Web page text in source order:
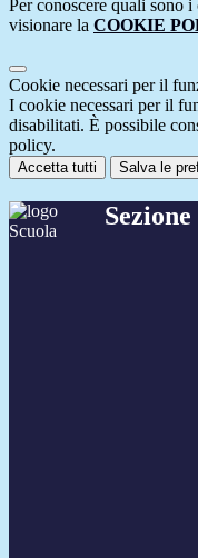
Per conoscere quali sono
visionare la COOKIE
Cookie necessari per il
I cookie necessari per il
disabilitati. È possibile
policy.
Accetta tutti Salva le